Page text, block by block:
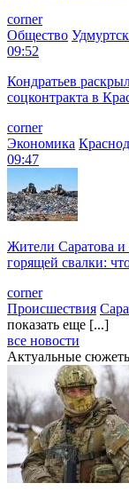
corner
Общество
09:52
Кондратьев
соцконтракта в
corner
Экономика
09:47
Жители Саратова и
горящей свалки:
corner
Происшествия
показать еще [...]
все новости
Актуальные